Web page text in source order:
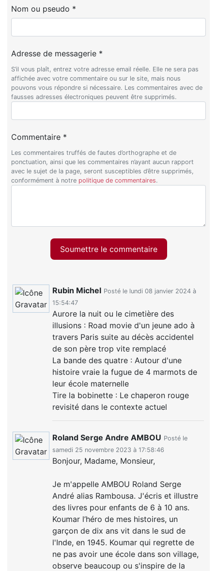
Nom ou pseudo *
Adresse de messagerie *
S’il vous plaît, entrez votre adresse email réelle. Elle ne sera pas
affichée avec votre commentaire ou sur le site, mais nous
pouvons vous répondre si nécessaire. Les commentaires avec de
fausses adresses électroniques peuvent être supprimés.
Commentaire *
Les commentaires truffés de fautes d’orthographe et de
ponctuation, ainsi que les commentaires n’ayant aucun rapport
avec le sujet de la page, seront susceptibles d’être supprimés,
conformément à notre politique de commentaires.
Soumettre le commentaire
Rubin Michel Posté le lundi 08 janvier 2024 à
15:54:47
Aurore la nuit ou le cimetière des
illusions : Road movie d'un jeune ado à
travers Paris suite au décès accidentel
de son père trop vite remplacé
La bande des quatre : Autour d'une
histoire vraie la fugue de 4 marmots de
leur école maternelle
Tire la bobinette : Le chaperon rouge
revisité dans le contexte actuel
Roland Serge Andre AMBOU Posté le
samedi 25 novembre 2023 à 17:58:46
Bonjour, Madame, Monsieur,
Je m'appelle AMBOU Roland Serge
André alias Rambousa. J'écris et illustre
des livres pour enfants de 6 à 10 ans.
Koumar l’héro de mes histoires, un
garçon de dix ans vit dans le sud de
l'Inde, en 1945. Koumar qui regrette de
ne pas avoir une école dans son village,
observe beaucoup ou s'inspire de la